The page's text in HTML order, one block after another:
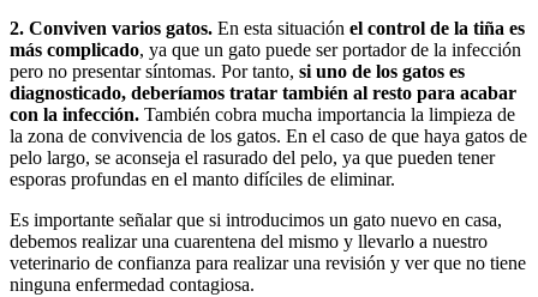
2. Conviven varios gatos. En esta situación el control de la tiña es
más complicado, ya que un gato puede ser portador de la infección
pero no presentar síntomas. Por tanto, si uno de los gatos es
diagnosticado, deberíamos tratar también al resto para acabar
con la infección. También cobra mucha importancia la limpieza de
la zona de convivencia de los gatos. En el caso de que haya gatos de
pelo largo, se aconseja el rasurado del pelo, ya que pueden tener
esporas profundas en el manto difíciles de eliminar.
Es importante señalar que si introducimos un gato nuevo en casa,
debemos realizar una cuarentena del mismo y llevarlo a nuestro
veterinario de confianza para realizar una revisión y ver que no tiene
ninguna enfermedad contagiosa.